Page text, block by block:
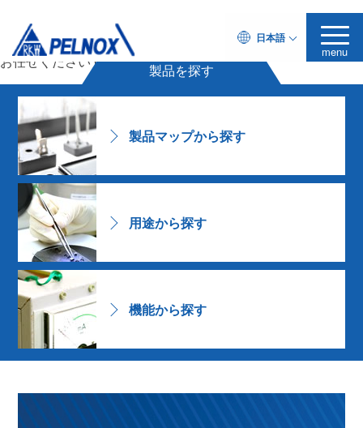
日本語
menu
樹脂配合は
ペルノックス に
お任せくださいChallenging Formulator
製品を探す
製品マップから探す
用途から探す
機能から探す